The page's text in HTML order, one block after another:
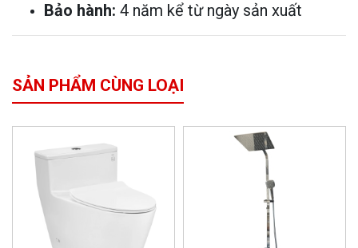
Bảo hành: 4 năm kể từ ngày sản xuất
SẢN PHẨM CÙNG LOẠI